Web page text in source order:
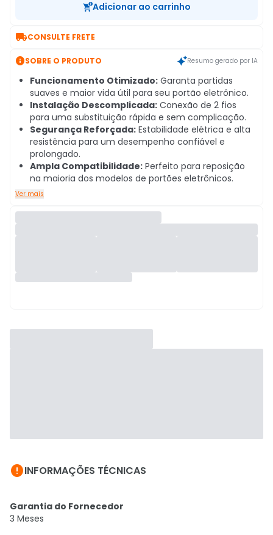
Adicionar ao carrinho
CONSULTE FRETE
SOBRE O PRODUTO Resumo gerado por IA
Funcionamento Otimizado: Garanta partidas
suaves e maior vida útil para seu portão eletrônico.
Instalação Descomplicada: Conexão de 2 fios
para uma substituição rápida e sem complicação.
Segurança Reforçada: Estabilidade elétrica e alta
resistência para um desempenho confiável e
prolongado.
Ampla Compatibilidade: Perfeito para reposição
na maioria dos modelos de portões eletrônicos.
Ver mais
INFORMAÇÕES TÉCNICAS
Garantia do Fornecedor
3 Meses